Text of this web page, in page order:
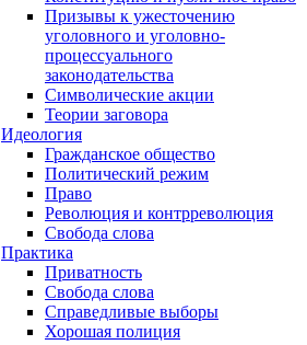
Призывы к ужесточению
уголовного и уголовно-
процессуального
законодательства
Символические акции
Теории заговора
Идеология
Гражданское общество
Политический режим
Право
Революция и контрреволюция
Свобода слова
Практика
Приватность
Свобода слова
Справедливые выборы
Хорошая полиция